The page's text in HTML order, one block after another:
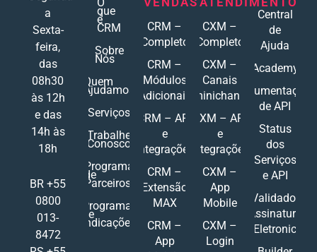
a
Sexta-
feira,
das
08h30
às 12h
e das
14h às
18h
BR +55
0800
013-
8472
O
que
é
CRM
Sobre
Nós
Quem
Ajudamos
Serviços
Trabalhe
Conosco
Programa
de
Parceiros
Programa
de
Indicações
CRM –
Completo
CRM –
Módulos
Adicionais
CRM – API
e
Integrações
CRM –
Extensão
MAX
CRM –
App
CXM –
Completo
CXM –
Canais
Ominichannel
CXM – API
e
Integrações
CXM –
App
Mobile
CXM –
Login
Central
de
Ajuda
Academy
Documentações
de API
Status
dos
Serviços
e API
Validador
Assinatura
Eletronic